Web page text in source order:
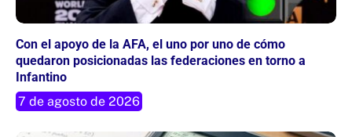
Con el apoyo de la AFA, el uno por uno de cómo
quedaron posicionadas las federaciones en torno a
Infantino
7 de agosto de 2026